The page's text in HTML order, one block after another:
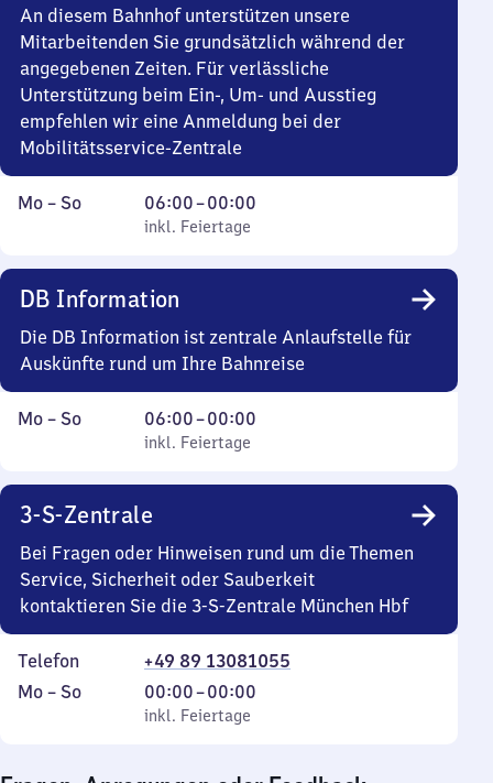
Uhr
An diesem Bahnhof unterstützen unsere
Mitarbeitenden Sie grundsätzlich während der
angegebenen Zeiten. Für verlässliche
Unterstützung beim Ein-, Um- und Ausstieg
empfehlen wir eine Anmeldung bei der
Mobilitätsservice-Zentrale
Montag
Mo – So,
inkl. Feiertage
06:00–00:00
Von
6
0
Uhr
inkl. Feiertage
DB Information
Die DB Information ist zentrale Anlaufstelle für
Auskünfte rund um Ihre Bahnreise
Montag
Mo – So,
inkl. Feiertage
06:00–00:00
Von
6
0
Uhr
inkl. Feiertage
3-S-Zentrale
Bei Fragen oder Hinweisen rund um die Themen
Service, Sicherheit oder Sauberkeit
kontaktieren Sie die 3-S-Zentrale München Hbf
Telefon
+49 89 13081055
Montag
Mo – So,
inkl. Feiertage
00:00–00:00
Von
0
inkl. Feiertage